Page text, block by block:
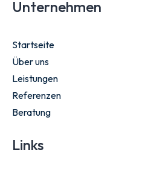
Unternehmen
Startseite
Über uns
Leistungen
Referenzen
Beratung
Links